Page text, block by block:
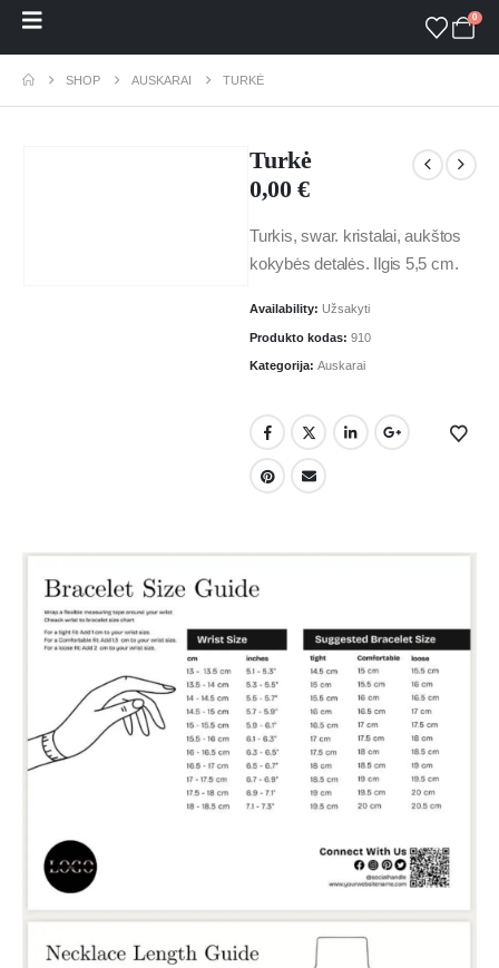
0
SHOP AUSKARAI TURKĖ
Turkė
0,00 €
Turkis, swar. kristalai, aukštos
kokybės detalės. Ilgis 5,5 cm.
Availability: Užsakyti
Produkto kodas: 910
Kategorija: Auskarai